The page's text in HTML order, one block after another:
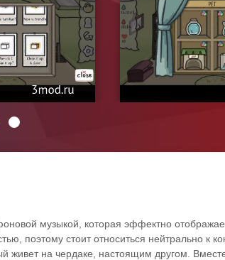
музыкой, которая эффектно
поэтому стоит относиться нейтрально к
живет на чердаке, настоящим другом.